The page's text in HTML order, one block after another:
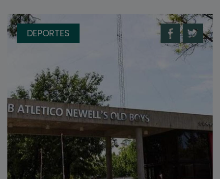
DEPORTES